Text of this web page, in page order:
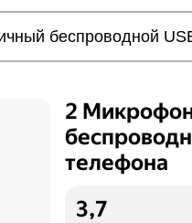
2
телефона
3,7